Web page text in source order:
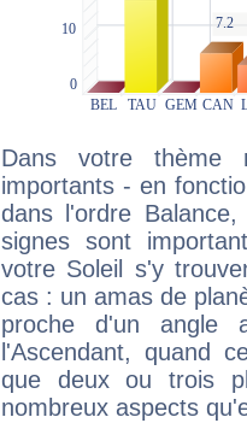
Dans votre thème
importants - en
dans l'ordre
signes sont
votre Soleil s'y
cas : un amas de
proche d'un
l'Ascendant, quand
que deux ou trois
nombreux aspects